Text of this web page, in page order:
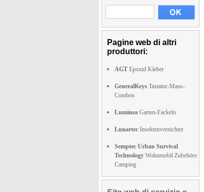
Pagine web di altri
produttori:
AGT Epoxid Kleber
GeneralKeys Tastatur-Maus-
Combos
Luminea Garten-Fackeln
Lunartec Insektenvernichter
Semptec Urban Survival
Technology Wohnmobil Zubehöre
Camping